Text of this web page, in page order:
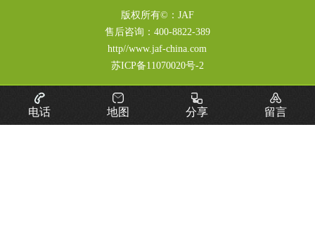
版权所有©：JAF
售后咨询： 400-8822-389
http//www.jaf-china.com
苏ICP备11070020号-2
电话 地图 分享 留言